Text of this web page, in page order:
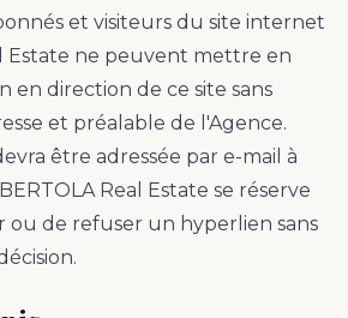
et visiteurs du site internet
Estate ne peuvent mettre en
en direction de ce site sans
et préalable de l'Agence.
être adressée par e-mail à
Real Estate se réserve
ou de refuser un hyperlien sans